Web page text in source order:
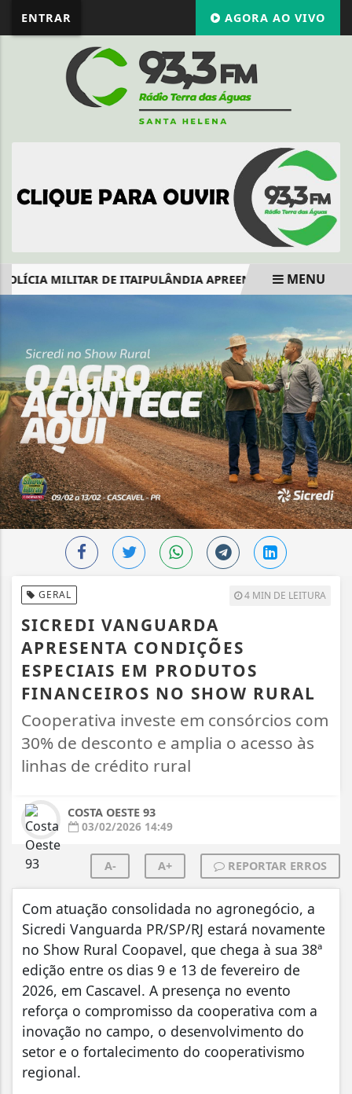
ENTRAR AGORA AO VIVO
MILITAR DE ITAIPULÂNDIA APREENDE MOTOCICLETA
MENU
GERAL 4 MIN DE LEITURA
SICREDI VANGUARDA
APRESENTA CONDIÇÕES
ESPECIAIS EM PRODUTOS
FINANCEIROS NO SHOW RURAL
Cooperativa investe em consórcios com
30% de desconto e amplia o acesso às
linhas de crédito rural
COSTA OESTE 93
03/02/2026 14:49
A- A+ REPORTAR ERROS
Com atuação consolidada no agronegócio, a
Sicredi Vanguarda PR/SP/RJ estará novamente
no Show Rural Coopavel, que chega à sua 38ª
edição entre os dias 9 e 13 de fevereiro de
2026, em Cascavel. A presença no evento
reforça o compromisso da cooperativa com a
inovação no campo, o desenvolvimento do
setor e o fortalecimento do cooperativismo
regional.